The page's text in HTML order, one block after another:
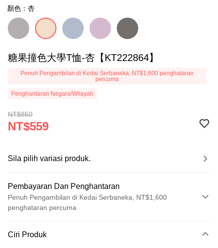
顏色：杏
糖果撞色大學T恤-杏【KT222864】
Penuh Pengambilan di Kedai Serbaneka, NT$1,600 penghataran
percuma
Penghantaran Negara/Wilayah
NT$850
NT$559
Sila pilih variasi produk.
Pembayaran Dan Penghantaran
Penuh Pengambilan di Kedai Serbaneka, NT$1,600
penghataran percuma
Kad Kredit (Bayaran Penuh)
Ciri Produk